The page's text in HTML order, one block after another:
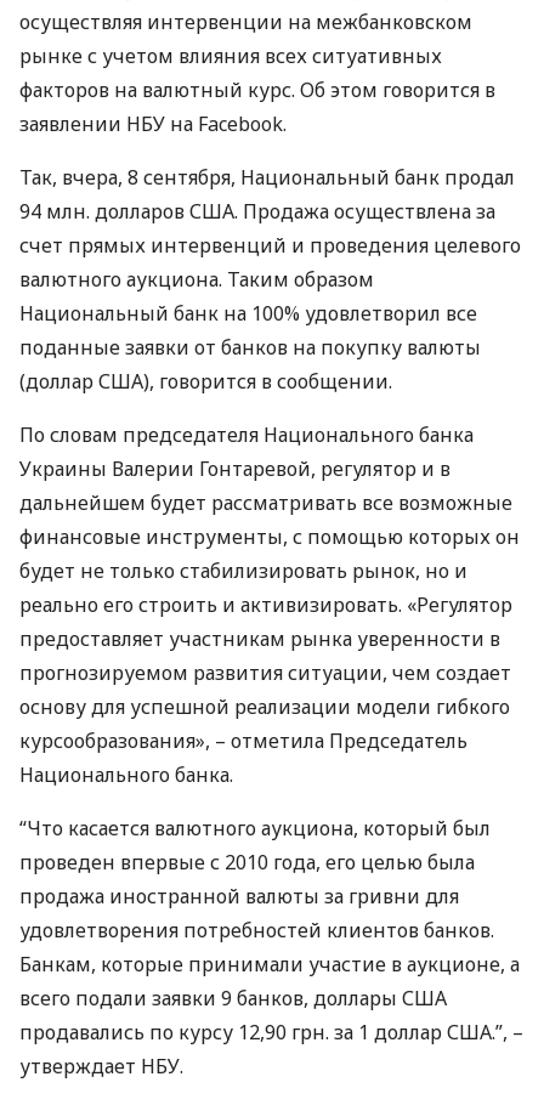
осуществляя интервенции на межбанковском
рынке с учетом влияния всех ситуативных
факторов на валютный курс. Об этом говорится в
заявлении НБУ на Facebook.
Так, вчера, 8 сентября, Национальный банк продал
94 млн. долларовСША. Продажа осуществлена за
счет прямых интервенций и проведения целевого
валютного аукциона. Таким образом
Национальный банк на 100% удовлетворил все
поданные заявки от банков на покупку валюты
(долларСША), говорится в сообщении.
По словам председателя Национального банка
Украины Валерии Гонтаревой, регулятор и в
дальнейшем будет рассматривать все возможные
финансовые инструменты, с помощью которых он
будет не только стабилизировать рынок, но и
реально его строить и активизировать. «Регулятор
предоставляет участникам рынка уверенности в
прогнозируемом развития ситуации, чем создает
основу для успешной реализации модели гибкого
курсообразования», – отметила Председатель
Национального банка.
“Что касается валютного аукциона, который был
проведен впервые с 2010 года, его целью была
продажа иностранной валюты за гривни для
удовлетворения потребностей клиентов банков.
Банкам, которые принимали участие в аукционе, а
всего подали заявки 9 банков, доллары США
продавались по курсу 12,90 грн. за 1 долларСША.”, –
утверждает НБУ.